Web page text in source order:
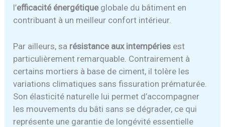
l’efficacité énergétiqueglobale du bâtiment en
contribuant à un meilleur confort intérieur.
Par ailleurs, sa résistance aux intempéries est
particulièrement remarquable. Contrairement à
certains mortiers à base de ciment, il tolère les
variations climatiques sans fissuration prématurée.
Son élasticité naturelle lui permet d’accompagner
les mouvements du bâti sans se dégrader, ce qui
représente une garantie de longévité essentielle